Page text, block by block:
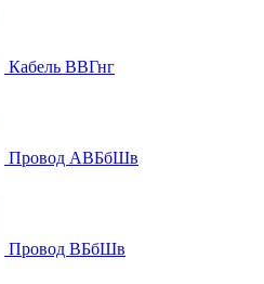
Кабель ВВГнг
Провод АВБбШв
Провод ВБбШв